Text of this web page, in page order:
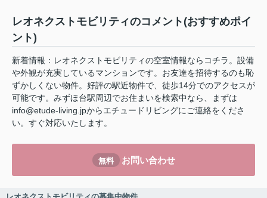
レオネクストモビリティのコメント(おすすめポイ
ント)
新着情報：レオネクストモビリティの空室情報ならコチラ。設備
や外観が充実しているマンションです。お友達を招待するのも恥
ずかしくない物件。好評の駅近物件で、徒歩14分でのアクセスが
可能です。みずほ台駅周辺でお住まいを検索中なら、まずは
info@etude-living.jpからエチュードリビングにご連絡をくださ
い。すぐ対応いたします。
無料 お問い合わせ